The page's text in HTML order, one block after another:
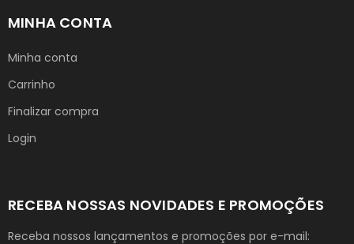
MINHA CONTA
Minha conta
Carrinho
Finalizar compra
Login
RECEBA NOSSAS NOVIDADES E PROMOÇÕES
Receba nossos lançamentos e promoções por e-mail: